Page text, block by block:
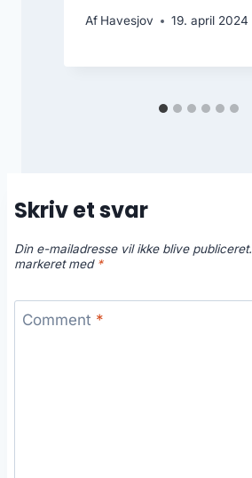
Af Havesjov 19. april 2024
Skriv et svar
Din e-mailadresse vil ikke blive publiceret.
markeret med *
Comment *